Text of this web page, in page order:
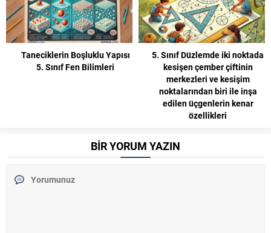
Taneciklerin Boşluklu Yapısı
5. Sınıf Fen Bilimleri
5. Sınıf Düzlemde iki noktada
kesişen çember çiftinin
merkezleri ve kesişim
noktalarından biri ile inşa
edilen üçgenlerin kenar
özellikleri
BİR YORUM YAZIN